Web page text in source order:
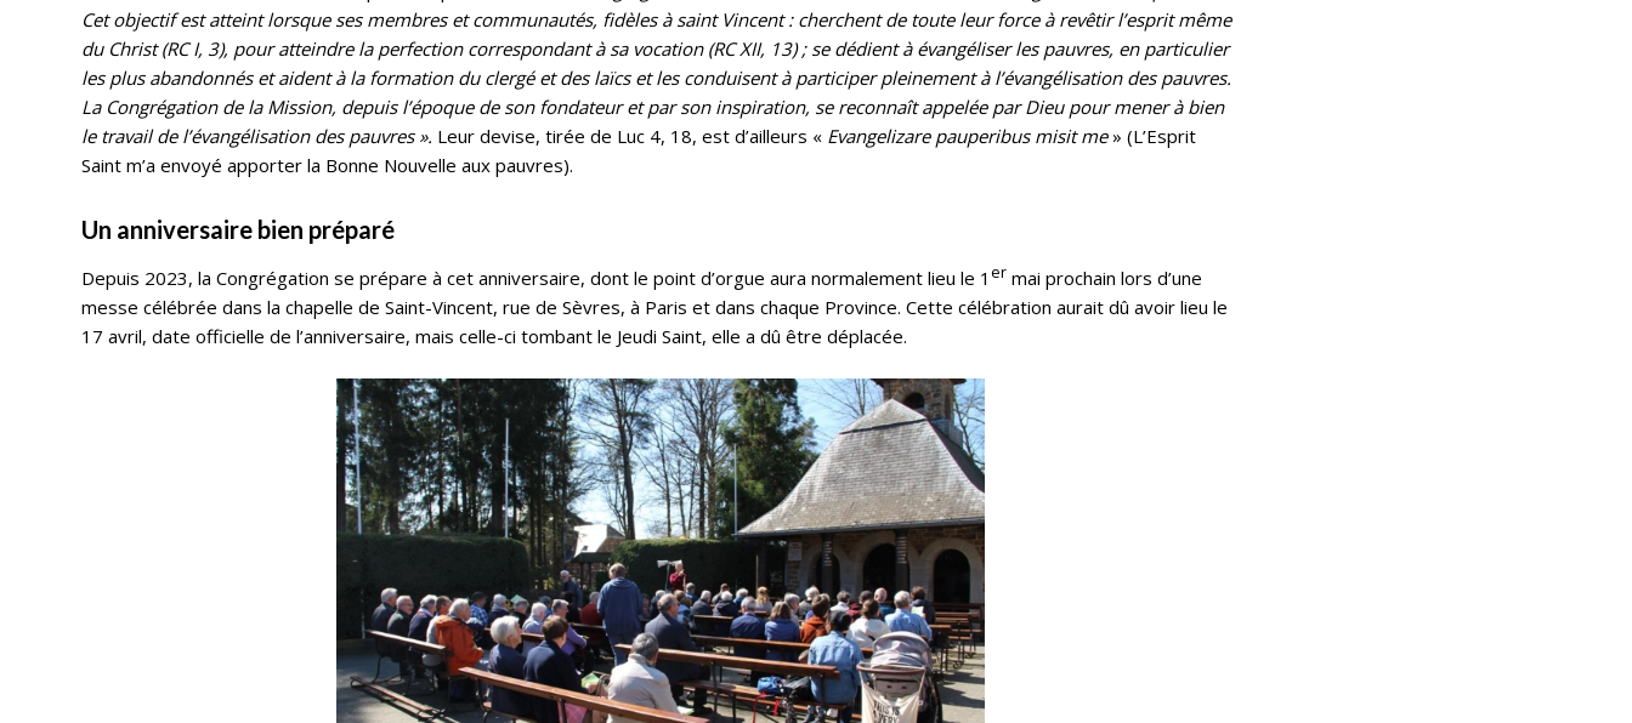
Cet objectif est atteint lorsque ses membres et communautés, fidèles à saint Vincent : cherchent de toute leur force à revêtir l’esprit même
du Christ (RC I, 3), pour atteindre la perfection correspondant à sa vocation (RC XII, 13) ; se dédient à évangéliser les pauvres, en particulier
les plus abandonnés et aident à la formation du clergé et des laïcs et les conduisent à participer pleinement à l’évangélisation des pauvres.
La Congrégation de la Mission, depuis l’époque de son fondateur et par son inspiration, se reconnaît appelée par Dieu pour mener à bien
le travail de l’évangélisation des pauvres ». Leur devise, tirée de Luc 4, 18, est d’ailleurs « Evangelizare pauperibus misit me» (L’Esprit
Saint m’a envoyé apporter la Bonne Nouvelle aux pauvres).
Un anniversaire bien préparé
Depuis 2023, la Congrégation se prépare à cet anniversaire, dont le point d’orgue aura normalement lieu le 1 er mai prochain lors d’une
messe célébrée dans la chapelle de Saint-Vincent, rue de Sèvres, à Paris et dans chaque Province. Cette célébration aurait dû avoir lieu le
17 avril, date officielle de l’anniversaire, mais celle-ci tombant le Jeudi Saint, elle a dû être déplacée.